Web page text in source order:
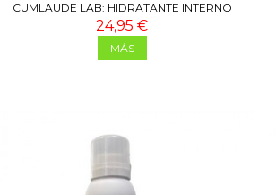
CUMLAUDE LAB: HIDRATANTE INTERNO
MONODOSIS 2X6 MONODOSIS...
24,95 €
MÁS